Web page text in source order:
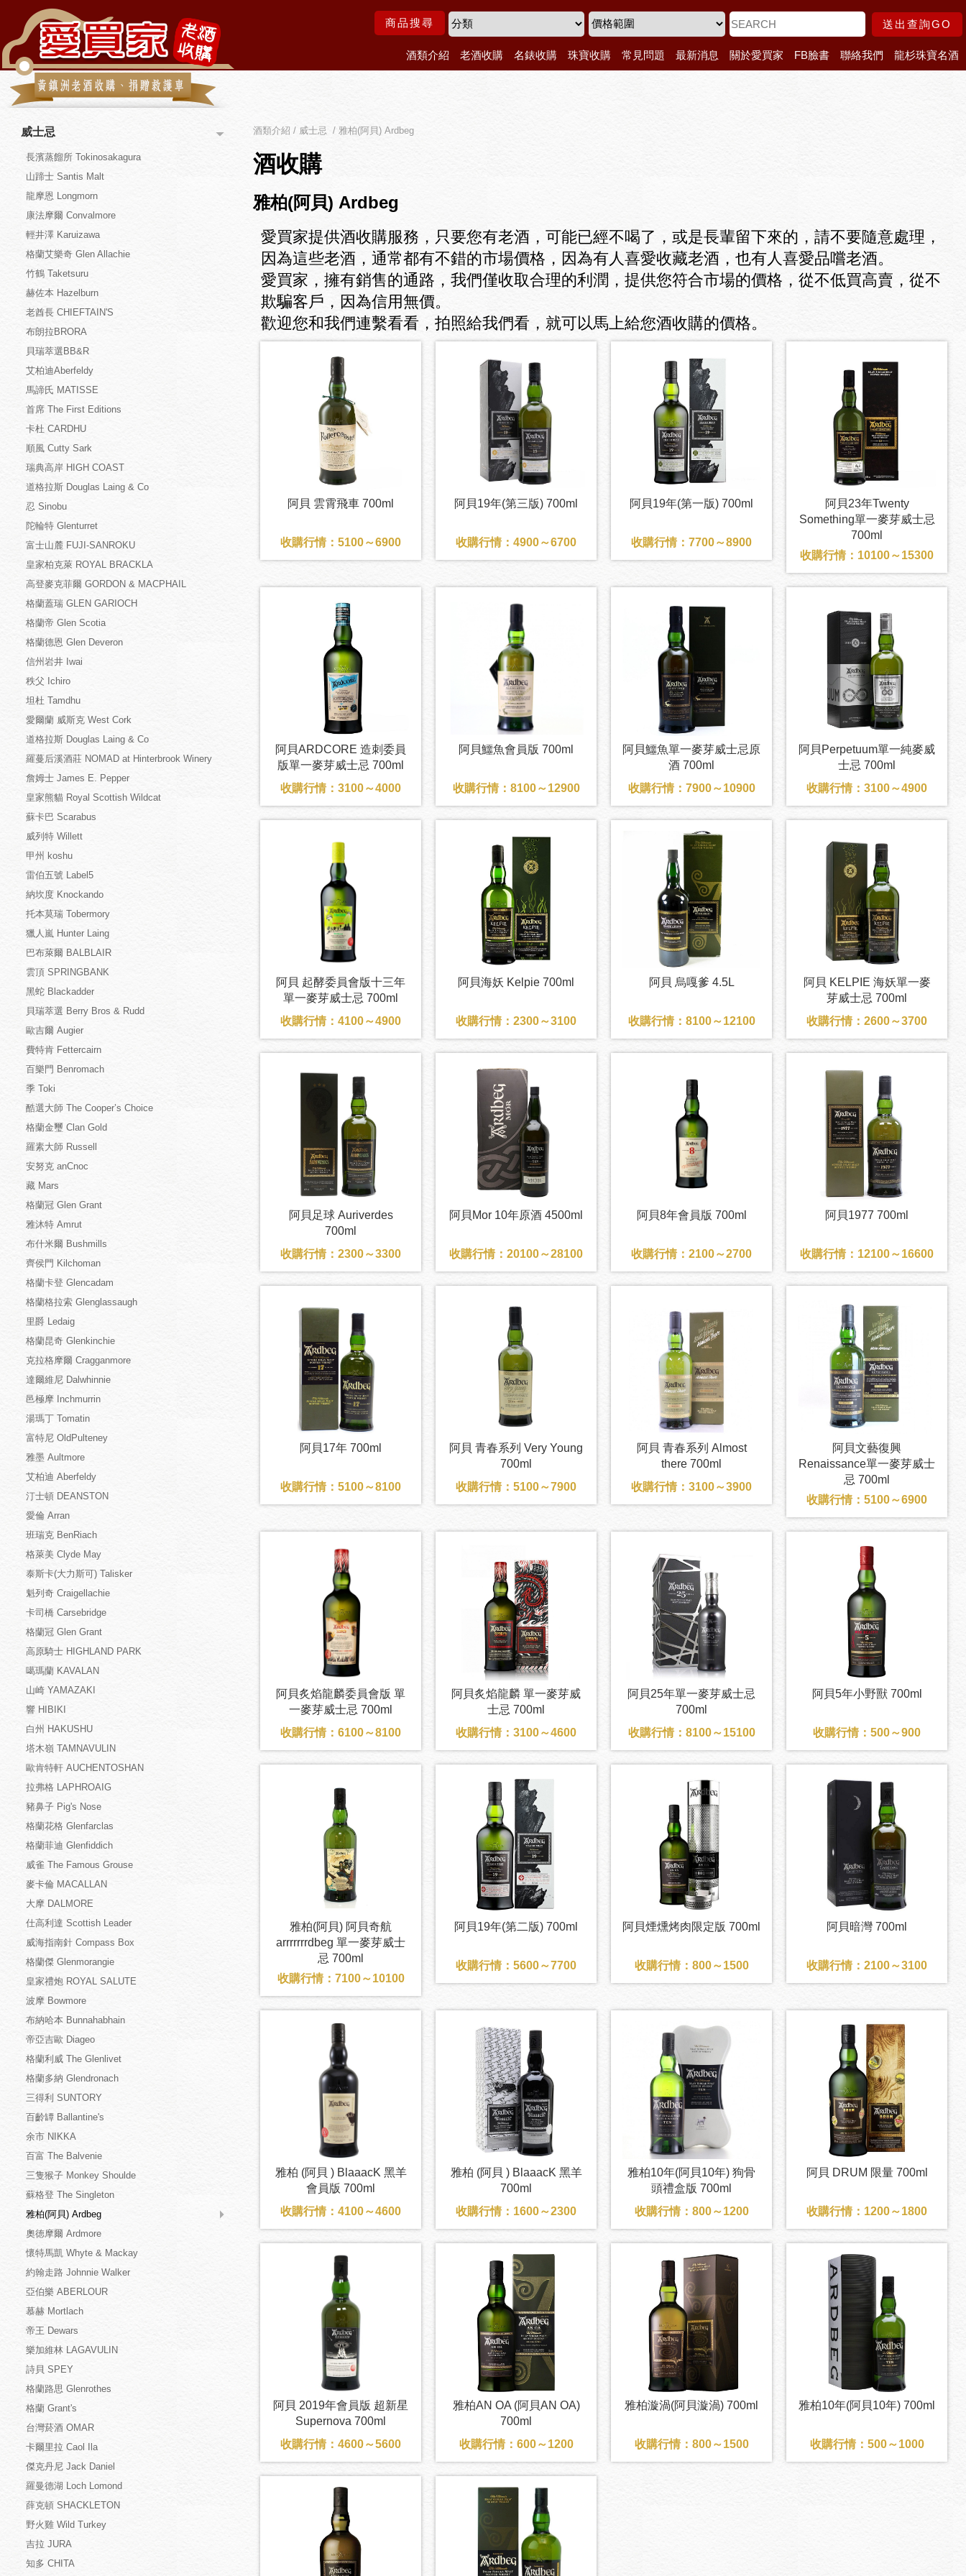
商品搜尋 送出查詢GO
酒類介紹 老酒收購 名錶收購 珠寶收購 常見問題 最新消息 關於愛買家 FB臉書 聯絡我們 龍杉珠寶名酒
威士忌
長濱蒸餾所 Tokinosakagura
山蹄士 Santis Malt
龍摩恩 Longmorn
康法摩爾 Convalmore
輕井澤 Karuizawa
格蘭艾樂奇 Glen Allachie
竹鶴 Taketsuru
赫佐本 Hazelburn
老酋長 CHIEFTAIN'S
布朗拉BRORA
貝瑞萃選BB&R
艾柏迪Aberfeldy
馬諦氏 MATISSE
首席 The First Editions
卡杜 CARDHU
順風 Cutty Sark
瑞典高岸 HIGH COAST
道格拉斯 Douglas Laing & Co
忍 Sinobu
陀輪特 Glenturret
富士山麓 FUJI-SANROKU
皇家柏克萊 ROYAL BRACKLA
高登麥克菲爾 GORDON & MACPHAIL
格蘭蓋瑞 GLEN GARIOCH
格蘭帝 Glen Scotia
格蘭德恩 Glen Deveron
信州岩井 Iwai
秩父 Ichiro
坦杜 Tamdhu
愛爾蘭 威斯克 West Cork
道格拉斯 Douglas Laing & Co
羅蔓后溪酒莊 NOMAD at Hinterbrook Winery
詹姆士 James E. Pepper
皇家熊貓 Royal Scottish Wildcat
蘇卡巴 Scarabus
威列特 Willett
甲州 koshu
雷伯五號 Label5
納坎度 Knockando
托本莫瑞 Tobermory
獵人嵐 Hunter Laing
巴布萊爾 BALBLAIR
雲頂 SPRINGBANK
黑蛇 Blackadder
貝瑞萃選 Berry Bros & Rudd
歐吉爾 Augier
費特肯 Fettercairn
百樂門 Benromach
季 Toki
酷選大師 The Cooper’s Choice
格蘭金璽 Clan Gold
羅素大師 Russell
安努克 anCnoc
藏 Mars
格蘭冠 Glen Grant
雅沐特 Amrut
布什米爾 Bushmills
齊侯門 Kilchoman
格蘭卡登 Glencadam
格蘭格拉索 Glenglassaugh
里爵 Ledaig
格蘭昆奇 Glenkinchie
克拉格摩爾 Cragganmore
達爾維尼 Dalwhinnie
邑極摩 Inchmurrin
湯瑪丁 Tomatin
富特尼 OldPulteney
雅墨 Aultmore
艾柏迪 Aberfeldy
汀士頓 DEANSTON
愛倫 Arran
班瑞克 BenRiach
格萊美 Clyde May
泰斯卡(大力斯可) Talisker
魁列奇 Craigellachie
卡司橋 Carsebridge
格蘭冠 Glen Grant
高原騎士 HIGHLAND PARK
噶瑪蘭 KAVALAN
山崎 YAMAZAKI
響 HIBIKI
白州 HAKUSHU
塔木嶺 TAMNAVULIN
歐肯特軒 AUCHENTOSHAN
拉弗格 LAPHROAIG
豬鼻子 Pig's Nose
格蘭花格 Glenfarclas
格蘭菲迪 Glenfiddich
威雀 The Famous Grouse
麥卡倫 MACALLAN
大摩 DALMORE
仕高利達 Scottish Leader
威海指南針 Compass Box
格蘭傑 Glenmorangie
皇家禮炮 ROYAL SALUTE
波摩 Bowmore
布納哈本 Bunnahabhain
帝亞吉歐 Diageo
格蘭利威 The Glenlivet
格蘭多納 Glendronach
三得利 SUNTORY
百齡罈 Ballantine's
余市 NIKKA
百富 The Balvenie
三隻猴子 Monkey Shoulde
蘇格登 The Singleton
雅柏(阿貝) Ardbeg
奧徳摩爾 Ardmore
懷特馬凱 Whyte & Mackay
約翰走路 Johnnie Walker
亞伯樂 ABERLOUR
慕赫 Mortlach
帝王 Dewars
樂加維林 LAGAVULIN
詩貝 SPEY
格蘭路思 Glenrothes
格蘭 Grant's
台灣菸酒 OMAR
卡爾里拉 Caol Ila
傑克丹尼 Jack Daniel
羅曼德湖 Loch Lomond
薛克頓 SHACKLETON
野火雞 Wild Turkey
吉拉 JURA
知多 CHITA
酒類介紹 / 威士忌 / 雅柏(阿貝) Ardbeg
酒收購
雅柏(阿貝) Ardbeg
愛買家提供酒收購服務，只要您有老酒，可能已經不喝了，或是長輩留下來的，請不要隨意處理，
因為這些老酒，通常都有不錯的市場價格，因為有人喜愛收藏老酒，也有人喜愛品嚐老酒。
愛買家，擁有銷售的通路，我們僅收取合理的利潤，提供您符合市場的價格，從不低買高賣，從不
欺騙客戶，因為信用無價。
歡迎您和我們連繫看看，拍照給我們看，就可以馬上給您酒收購的價格。
阿貝 雲霄飛車 700ml
收購行情：5100～6900
阿貝19年(第三版) 700ml
收購行情：4900～6700
阿貝19年(第一版) 700ml
收購行情：7700～8900
阿貝23年Twenty
Something單一麥芽威士忌
700ml
收購行情：10100～15300
阿貝ARDCORE 造刺委員
版單一麥芽威士忌 700ml
收購行情：3100～4000
阿貝鱷魚會員版 700ml
收購行情：8100～12900
阿貝鱷魚單一麥芽威士忌原
酒 700ml
收購行情：7900～10900
阿貝Perpetuum單一純麥威
士忌 700ml
收購行情：3100～4900
阿貝 起酵委員會版十三年
單一麥芽威士忌 700ml
收購行情：4100～4900
阿貝海妖 Kelpie 700ml
收購行情：2300～3100
阿貝 烏嘎爹 4.5L
收購行情：8100～12100
阿貝 KELPIE 海妖單一麥
芽威士忌 700ml
收購行情：2600～3700
阿貝足球 Auriverdes
700ml
收購行情：2300～3300
阿貝Mor 10年原酒 4500ml
收購行情：20100～28100
阿貝8年會員版 700ml
收購行情：2100～2700
阿貝1977 700ml
收購行情：12100～16600
阿貝17年 700ml
收購行情：5100～8100
阿貝 青春系列 Very Young
700ml
收購行情：5100～7900
阿貝 青春系列 Almost
there 700ml
收購行情：3100～3900
阿貝文藝復興
Renaissance單一麥芽威士
忌 700ml
收購行情：5100～6900
阿貝炙焰龍麟委員會版 單
一麥芽威士忌 700ml
收購行情：6100～8100
阿貝炙焰龍麟 單一麥芽威
士忌 700ml
收購行情：3100～4600
阿貝25年單一麥芽威士忌
700ml
收購行情：8100～15100
阿貝5年小野獸 700ml
收購行情：500～900
雅柏(阿貝) 阿貝奇航
arrrrrrrdbeg 單一麥芽威士
忌 700ml
收購行情：7100～10100
阿貝19年(第二版) 700ml
收購行情：5600～7700
阿貝煙燻烤肉限定版 700ml
收購行情：800～1500
阿貝暗灣 700ml
收購行情：2100～3100
雅柏 (阿貝 ) BlaaacK 黑羊
會員版 700ml
收購行情：4100～4600
雅柏 (阿貝 ) BlaaacK 黑羊
700ml
收購行情：1600～2300
雅柏10年(阿貝10年) 狗骨
頭禮盒版 700ml
收購行情：800～1200
阿貝 DRUM 限量 700ml
收購行情：1200～1800
阿貝 2019年會員版 超新星
Supernova 700ml
收購行情：4600～5600
雅柏AN OA (阿貝AN OA)
700ml
收購行情：600～1200
雅柏漩渦(阿貝漩渦) 700ml
收購行情：800～1500
雅柏10年(阿貝10年) 700ml
收購行情：500～1000